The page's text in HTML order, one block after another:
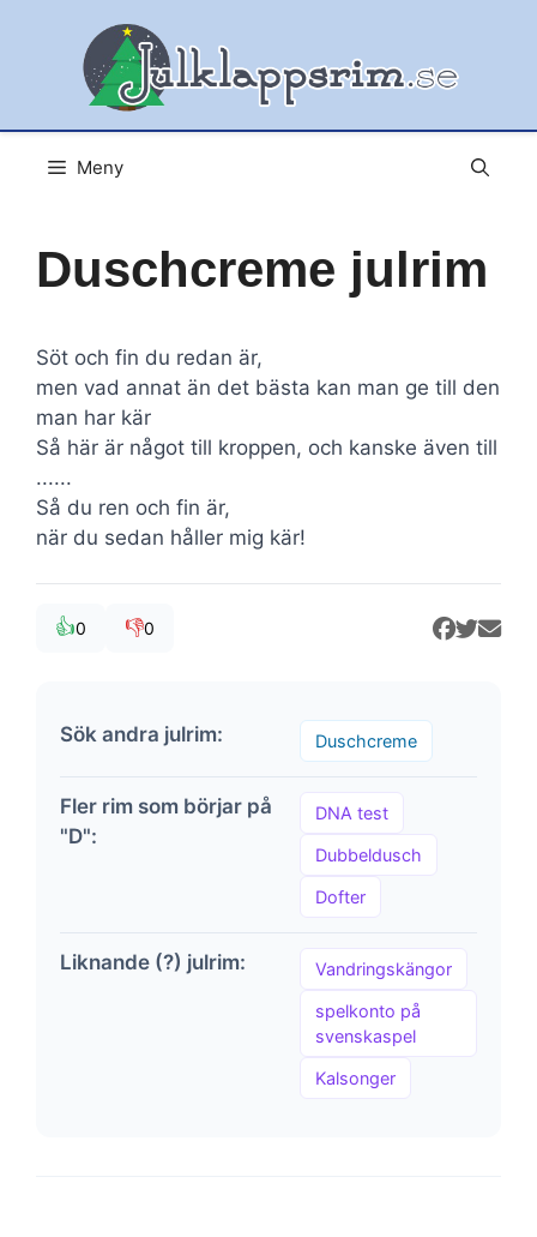
Meny
Duschcreme julrim
Söt och fin du redan är,
men vad annat än det bästa kan man ge till den
man har kär
Så här är något till kroppen, och kanske även till
......
Så du ren och fin är,
när du sedan håller mig kär!
👍0 👎0
Sök andra julrim: Duschcreme
Fler rim som börjar på
"D":
DNA test
Dubbeldusch
Dofter
Liknande (?) julrim: Vandringskängor
spelkonto på
svenskaspel
Kalsonger